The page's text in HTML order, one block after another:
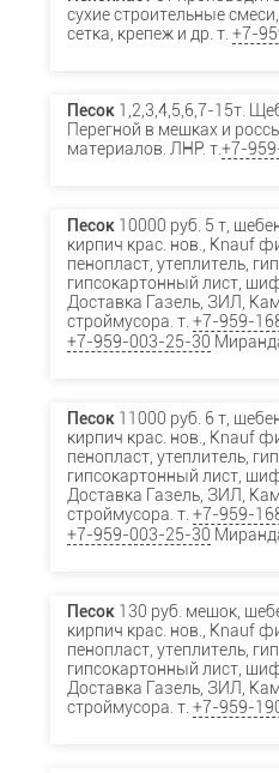
сухие строительные
сетка, крепеж и др. т. +7-
Песок1,2,3,4,5,6,7-15т.
Перегной в мешках и
материалов. ЛНР. т.+7-
Песок10000 руб. 5 т,
кирпич крас. нов., Knauf
пенопласт, утеплитель,
гипсокартонный лист,
Доставка Газель, ЗИЛ,
строймусора. т. +7-959-
+7-959-003-25-30
Песок11000 руб. 6 т,
кирпич крас. нов., Knauf
пенопласт, утеплитель,
гипсокартонный лист,
Доставка Газель, ЗИЛ,
строймусора. т. +7-959-
+7-959-003-25-30
Песок130 руб. мешок,
кирпич крас. нов., Knauf
пенопласт, утеплитель,
гипсокартонный лист,
Доставка Газель, ЗИЛ,
строймусора. т. +7-959-